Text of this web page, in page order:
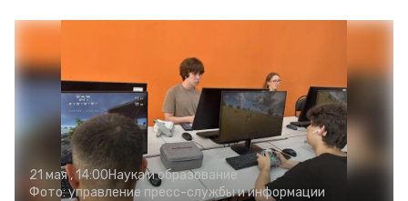
21 мая , 14:00Наука и образование
Фото:управление пресс-службы и информации